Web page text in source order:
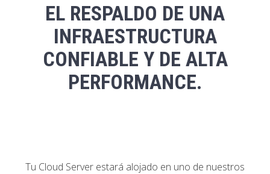
EL RESPALDO DE UNA
INFRAESTRUCTURA
CONFIABLE Y DE ALTA
PERFORMANCE.
Tu Cloud Server estará alojado en uno de nuestros